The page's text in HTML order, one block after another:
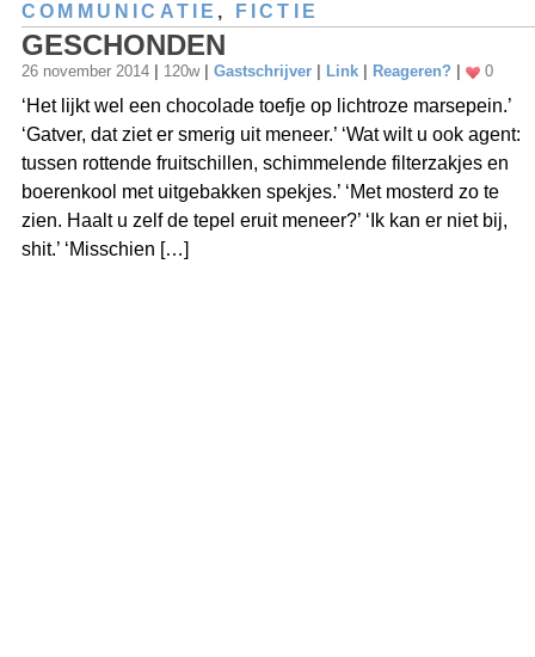
COMMUNICATIE , FICTIE
GESCHONDEN
26 november 2014 120w Gastschrijver Link Reageren? 0
‘Het lijkt wel een chocolade toefje op lichtroze marsepein.’
‘Gatver, dat ziet er smerig uit meneer.’ ‘Wat wilt u ook agent:
tussen rottende fruitschillen, schimmelende filterzakjes en
boerenkool met uitgebakken spekjes.’ ‘Met mosterd zo te
zien. Haalt u zelf de tepel eruit meneer?’ ‘Ik kan er niet bij,
shit.’ ‘Misschien […]